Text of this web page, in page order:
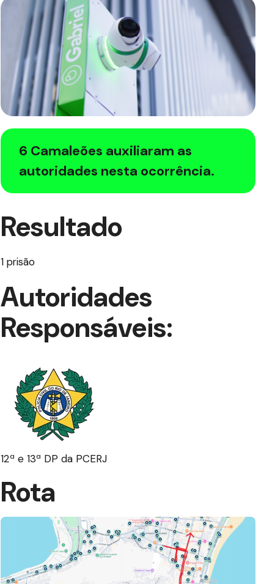
6 Camaleões auxiliaram as
autoridades nesta ocorrência.
Resultado
1 prisão
Autoridades
Responsáveis:
12ª e 13ª DP da PCERJ
Rota